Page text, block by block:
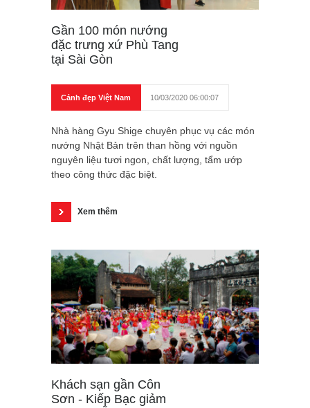
Gần 100 món nướng
đặc trưng xứ Phù Tang
tại Sài Gòn
Cảnh đẹp Việt Nam 10/03/2020 06:00:07
Nhà hàng Gyu Shige chuyên phục vụ các món
nướng Nhật Bản trên than hồng với nguồn
nguyên liệu tươi ngon, chất lượng, tẩm ướp
theo công thức đặc biệt.
Xem thêm
Khách sạn gần Côn
Sơn - Kiếp Bạc giảm